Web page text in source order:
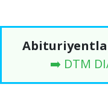
➡️ DTM